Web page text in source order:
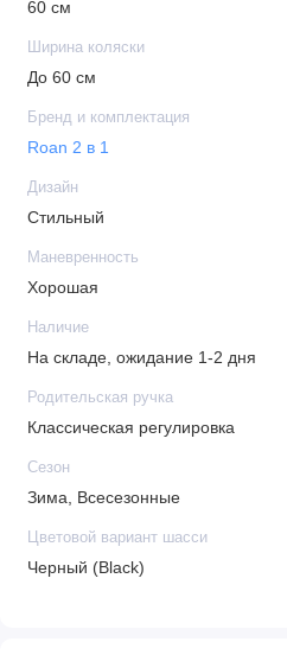
Внутри расположен
который легко снимается
пристёгнута молнией,
находится ручка для
положении он
необходимо нажать кнопки
В капор встроена
ребенка от непогоды и
Все элементы
Люльку можно установить
60 см
Ширина коляски
До 60 см
Бренд и комплектация
Roan 2 в 1
Дизайн
Стильный
Маневренность
Хорошая
Наличие
На складе, ожидание 1-2 дня
Родительская ручка
Классическая регулировка
Сезон
Зима, Всесезонные
Цветовой вариант шасси
Черный (Black)